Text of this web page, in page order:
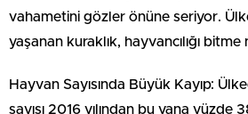
vahametini gözler önüne seriyor.
yaşanan kuraklık, hayvancılığı
Hayvan Sayısında Büyük Kayıp:
sayısı 2016 yılından bu yana yüzde